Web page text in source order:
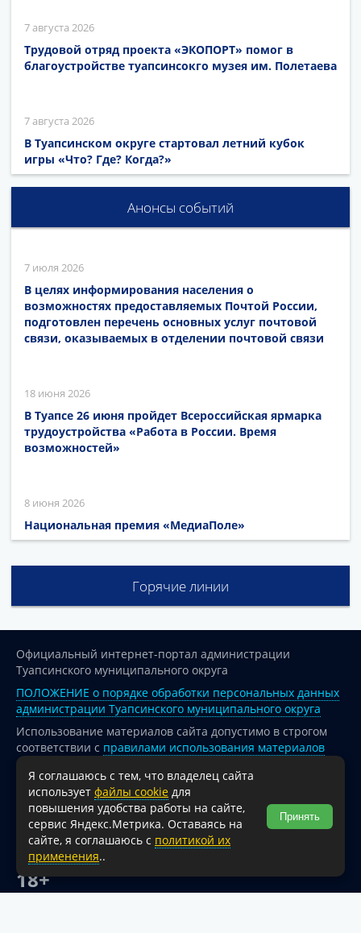
7 августа 2026
Трудовой отряд проекта «ЭКОПОРТ» помог в
благоустройстве туапсинсокго музея им. Полетаева
7 августа 2026
В Туапсинском округе стартовал летний кубок
игры «Что? Где? Когда?»
Анонсы событий
7 июля 2026
В целях информирования населения о
возможностях предоставляемых Почтой России,
подготовлен перечень основных услуг почтовой
связи, оказываемых в отделении почтовой связи
18 июня 2026
В Туапсе 26 июня пройдет Всероссийская ярмарка
трудоустройства «Работа в России. Время
возможностей»
8 июня 2026
Национальная премия «МедиаПоле»
Горячие линии
Официальный интернет-портал администрации
Туапсинского муниципального округа
ПОЛОЖЕНИЕ о порядке обработки персональных данных
администрации Туапсинского муниципального округа
Использование материалов сайта допустимо в строгом
соответствии с правилами использования материалов
опубликованных на сайте
При перепечатке и использовании информации ссылка
на источник обязательна.
Для сайтов и страниц сети Интернет обязательна
активная гиперссылка на официальный интернет-портал
администрации Туапсинского муниципального округа.
18+
Я соглашаюсь с тем, что владелец сайта
использует файлы cookie для
повышения удобства работы на сайте,
сервис Яндекс.Метрика. Оставаясь на
сайте, я соглашаюсь с политикой их
применения..
Принять